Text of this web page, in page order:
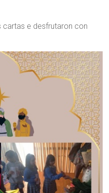
cartas e desfrutaron con